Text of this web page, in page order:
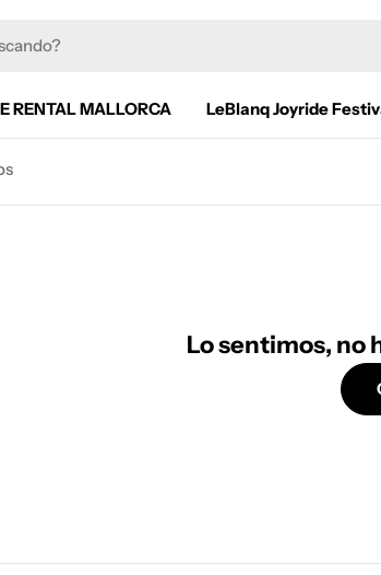
RENTAL MALLORCA LeBlanq Joyride
Lo sentimos, no